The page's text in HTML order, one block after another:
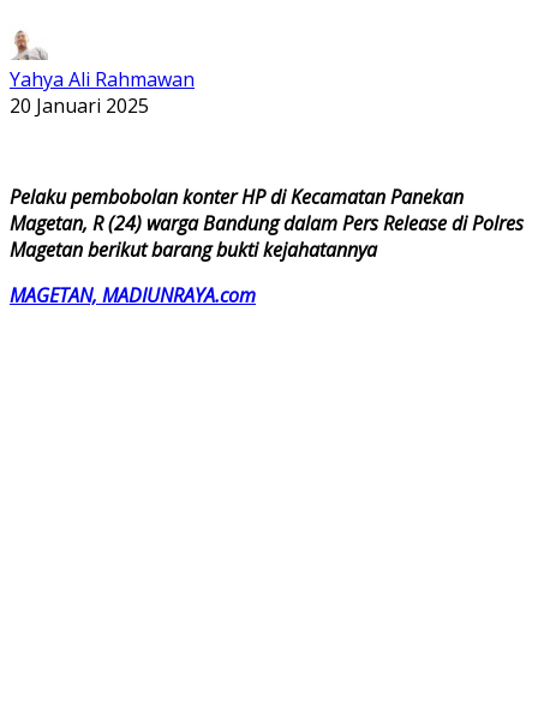
Yahya Ali Rahmawan
20 Januari 2025
Pelaku pembobolan konter HP di Kecamatan Panekan
Magetan, R (24) warga Bandung dalam Pers Release di Polres
Magetan berikut barang bukti kejahatannya
MAGETAN, MADIUNRAYA.com